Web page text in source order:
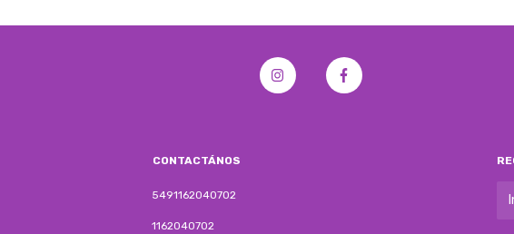
CONTACTÁNOS
5491162040702
1162040702